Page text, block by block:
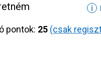
ℹ
pontok: 25 (csak